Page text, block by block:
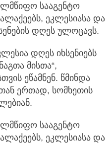
სააგენტო
ეკლესიასა და
დღეს ულოცავს.
დღეს იხსენიებს
მისთა“,
ეწამნენ. წმინდა
ერთად, სომხეთის
სააგენტო
ეკლესიასა და